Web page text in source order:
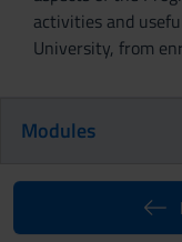
activities and
University, from
Modules